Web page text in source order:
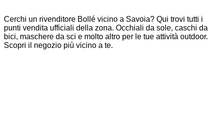
Cerchi un rivenditore Bollé vicino a Savoia? Qui trovi tutti i
punti vendita ufficiali della zona. Occhiali da sole, caschi da
bici, maschere da sci e molto altro per le tue attività outdoor.
Scopri il negozio più vicino a te.